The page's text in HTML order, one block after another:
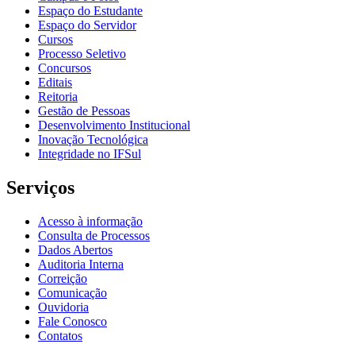
Espaço do Estudante
Espaço do Servidor
Cursos
Processo Seletivo
Concursos
Editais
Reitoria
Gestão de Pessoas
Desenvolvimento Institucional
Inovação Tecnológica
Integridade no IFSul
Serviços
Acesso à informação
Consulta de Processos
Dados Abertos
Auditoria Interna
Correição
Comunicação
Ouvidoria
Fale Conosco
Contatos